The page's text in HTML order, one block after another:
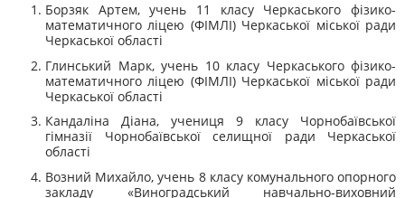
Борзяк Артем, учень 11 класу Черкаського фізико-
математичного ліцею (ФІМЛІ) Черкаської міської ради
Черкаської області
Глинський Марк, учень 10 класу Черкаського фізико-
математичного ліцею (ФІМЛІ) Черкаської міської ради
Черкаської області
Кандаліна Діана, учениця 9 класу Чорнобаївської
гімназії Чорнобаївської селищної ради Черкаської
області
Возний Михайло, учень 8 класу комунального опорного
закладу «Виноградський навчально-виховний